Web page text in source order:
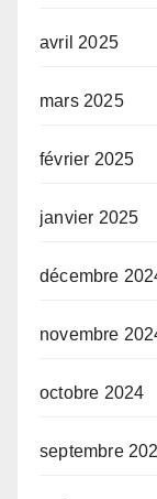
avril 2025
mars 2025
février 2025
janvier 2025
décembre
novembre
octobre 2024
septembre